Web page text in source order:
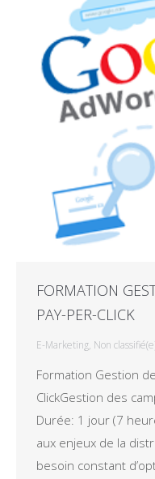
FORMATION
PAY-PER-CLICK
E-Marketing, Non
Formation Gestion
ClickGestion des
Durée: 1 jour (7
aux enjeux de la
besoin constant